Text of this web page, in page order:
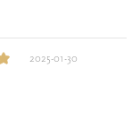
2025-01-30